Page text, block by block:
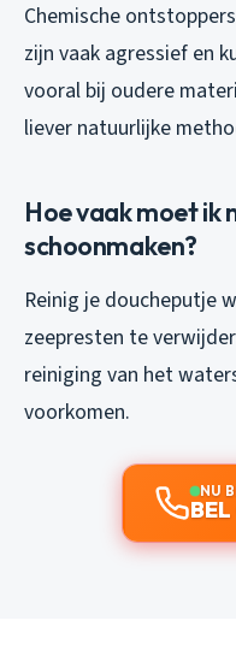
Chemische
zijn vaak agressief en
vooral bij oudere
liever natuurlijke
Hoe vaak moet ik
schoonmaken?
Reinig je doucheputje
zeepresten te
reiniging van het
voorkomen.
NU